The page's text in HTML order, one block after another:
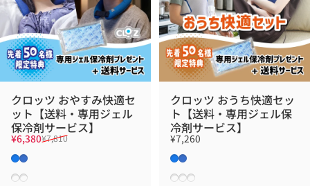
クロッツ おやすみ快適セ
ット【送料・専用ジェル
保冷剤サービス】
販売価格
¥6,380
通常価格¥7,810
ブルー×グレー
ブルー×ブルー
ブルー
グリーン
クロッツ おうち快適セッ
ト【送料・専用ジェル保
冷剤サービス】
¥7,260
ブルー×グレー
ブルー×ブルー
ホワイト
モスグレー
ライトブルー